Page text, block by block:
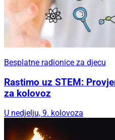
Besplatne radionice za djecu
Rastimo uz STEM:
za kolovoz
U nedjelju, 9. kolovoza